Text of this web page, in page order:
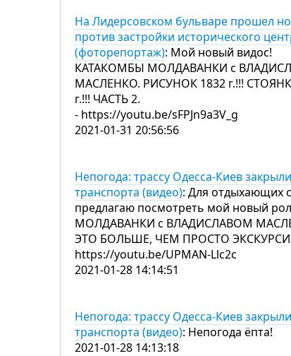
На Лидерсовском бульваре прошел
против застройки исторического
(фоторепортаж): Мой новый видос!
КАТАКОМБЫ МОЛДАВАНКИ с
МАСЛЕНКО. РИСУНОК 1832 г.!!!
г.!!! ЧАСТЬ 2.
- https://youtu.be/sFPJn9a3V_g
2021-01-31 20:56:56
Непогода: трассу Одесса-Киев
транспорта (видео): Для отдыхающих
предлагаю посмотреть мой новый
МОЛДАВАНКИ с ВЛАДИСЛАВОМ
ЭТО БОЛЬШЕ, ЧЕМ ПРОСТО
https://youtu.be/UPMAN-Llc2c
2021-01-28 14:14:51
Непогода: трассу Одесса-Киев
транспорта (видео): Непогода ёпта!
2021-01-28 14:13:18